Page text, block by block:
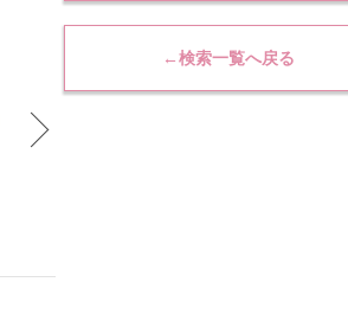
←検索一覧へ戻る